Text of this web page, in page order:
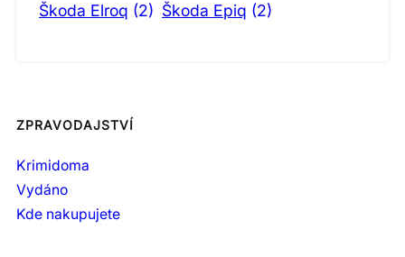
Škoda Elroq (2) Škoda Epiq (2)
ZPRAVODAJSTVÍ
Krimidoma
Vydáno
Kde nakupujete